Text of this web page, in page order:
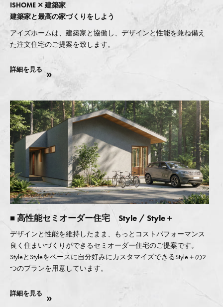
ISHOME ✕ 建築家
建築家と最高の家づくりをしよう
アイズホームは、建築家と協働し、デザインと性能を兼ね備え
た注文住宅のご提案を致します。
詳細を見る
■ 高性能セミオーダー住宅 Style / Style＋
デザインと性能を維持したまま、もっとコストパフォーマンス
良く住まいづくりができるセミオーダー住宅のご提案です。
StyleとStyleをベースに自分好みにカスタマイズできるStyle＋の2
つのプランを用意しています。
詳細を見る